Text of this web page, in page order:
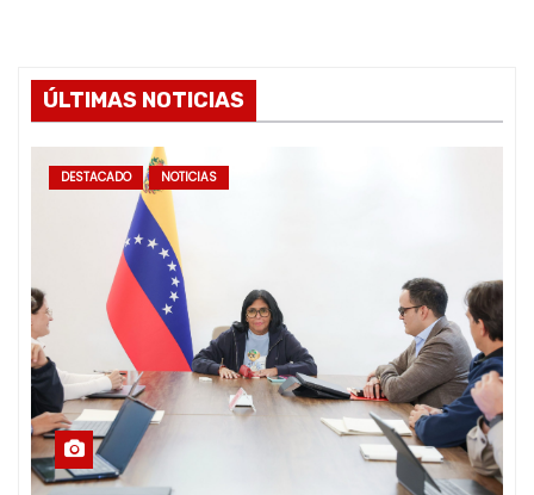
ÚLTIMAS NOTICIAS
DESTACADO NOTICIAS